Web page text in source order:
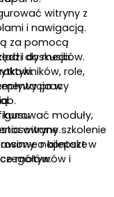
witryny z
i nawigacją.
za pomocą
do mediów.
role,
pracy
moduły,
witryny.
najlepsze
motywów i
i dyskusja.
w
szkolenie
o kontakt w